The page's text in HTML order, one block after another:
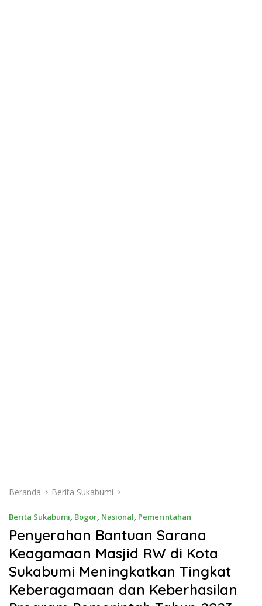
Beranda Berita Sukabumi
Berita Sukabumi, Bogor, Nasional, Pemerintahan
Penyerahan Bantuan Sarana
Keagamaan Masjid RW di Kota
Sukabumi Meningkatkan Tingkat
Keberagamaan dan Keberhasilan